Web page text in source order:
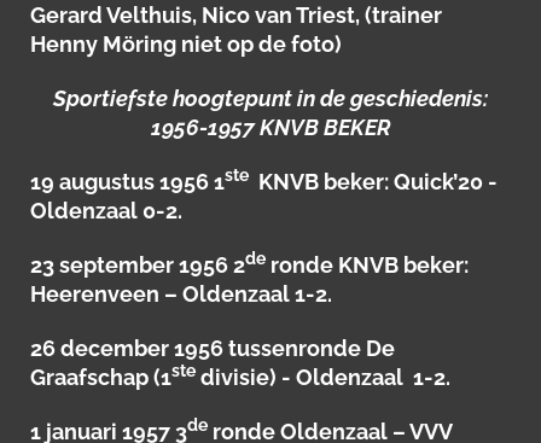
Gerard Velthuis, Nico van Triest, (trainer
Henny Möring niet op de foto)
Sportiefste hoogtepunt in de geschiedenis:
1956-1957 KNVB BEKER
19 augustus 1956 1ste KNVB beker: Quick’20 -
Oldenzaal 0-2.
23 september 1956 2de ronde KNVB beker:
Heerenveen – Oldenzaal 1-2.
26 december 1956 tussenronde De
Graafschap (1ste divisie) - Oldenzaal 1-2.
1 januari 1957 3de ronde Oldenzaal – VVV